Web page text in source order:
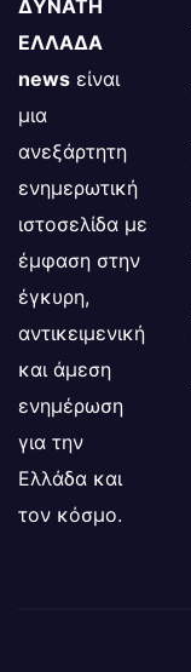
ΔΥΝΑΤΗ
ΕΛΛΑΔΑ
news είναι
μια
ανεξάρτητη
ενημερωτική
ιστοσελίδα με
έμφαση στην
έγκυρη,
αντικειμενική
και άμεση
ενημέρωση
για την
Ελλάδα και
τον κόσμο.